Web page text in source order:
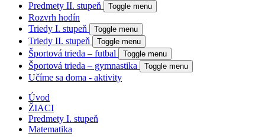
Predmety II. stupeň Toggle menu
Rozvrh hodín
Triedy I. stupeň
Toggle menu
Triedy II. stupeň Toggle menu
Športová trieda – futbal Toggle menu
Športová trieda – gymnastika Toggle menu
Učíme sa doma - aktivity
Úvod
ŽIACI
Predmety I. stupeň
Matematika